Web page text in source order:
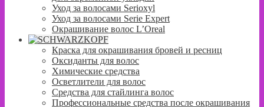
Уход за волосами Serioxyl
Уход за волосами Serie Expert
Окрашивание волос L’Oreal
Краска для окрашивания бровей и ресниц
Оксиданты для волос
Химические средства
Осветлители для волос
Средства для стайлинга волос
Профессиональные средства после окрашивания